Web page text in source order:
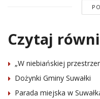
Czytaj
„W niebiańskiej
Dożynki Gminy Suwałki
Parada miejska w